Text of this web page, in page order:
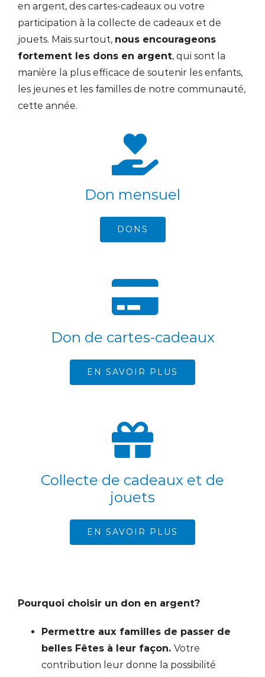
en argent, des cartes-cadeaux ou votre
participation à la collecte de cadeaux et de
jouets. Mais surtout, nous encourageons
fortement les dons en argent, qui sont la
manière la plus efficace de soutenir les enfants,
les jeunes et les familles de notre communauté,
cette année.
Don mensuel
DONS
Don de cartes-cadeaux
EN SAVOIR PLUS
Collecte de cadeaux et de
jouets
EN SAVOIR PLUS
Pourquoi choisir un don en argent?
Permettre aux familles de passer de
belles Fêtes à leur façon. Votre
contribution leur donne la possibilité